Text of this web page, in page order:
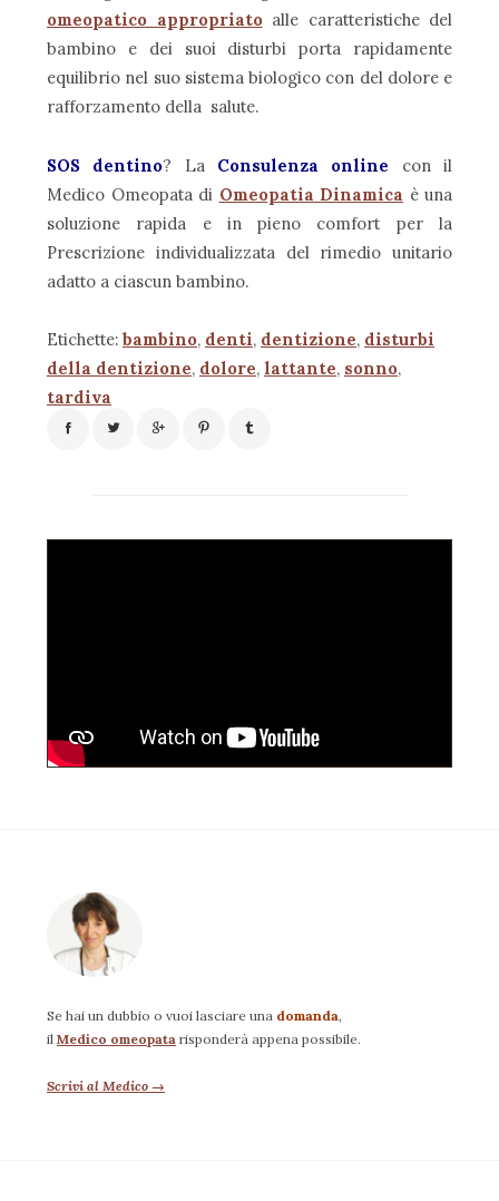
omeopatico appropriato alle caratteristiche del
bambino e dei suoi disturbi porta rapidamente
equilibrio nel suo sistema biologico con del dolore e
rafforzamento della salute.
SOS dentino? La Consulenza online con il
Medico Omeopata di Omeopatia Dinamica è una
soluzione rapida e in pieno comfort per la
Prescrizione individualizzata del rimedio unitario
adatto a ciascun bambino.
Etichette: bambino, denti, dentizione, disturbi
della dentizione, dolore, lattante, sonno,
tardiva
Se hai un dubbio o vuoi lasciare una domanda
il Medico omeopata risponderà appena possibile.
Scrivi al Medico →